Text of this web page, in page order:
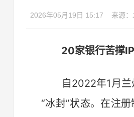
2026年05月19日 15:17 来源
20家银行苦撑
自2022年1月兰州
“冰封”状态。在注